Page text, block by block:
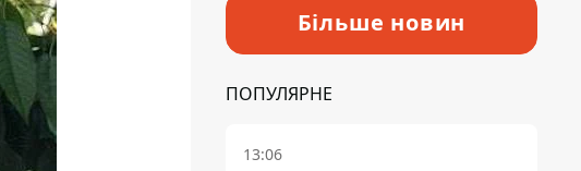
Більше новин
ПОПУЛЯРНЕ
13:06